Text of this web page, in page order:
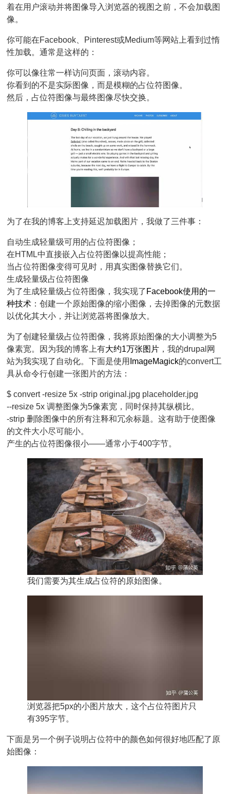
着在用户滚动并将图像导入浏览器的视图之前，不会加载图
像。
你可能在Facebook、Pinterest或Medium等网站上看到过惰
性加载。通常是这样的：
你可以像往常一样访问页面，滚动内容。
你看到的不是实际图像，而是模糊的占位符图像。
然后，占位符图像与最终图像尽快交换。
为了在我的博客上支持延迟加载图片，我做了三件事：
自动生成轻量级可用的占位符图像；
在HTML中直接嵌入占位符图像以提高性能；
当占位符图像变得可见时，用真实图像替换它们。
生成轻量级占位符图像
为了生成轻量级占位符图像，我实现了 Facebook使用的一
种技术 ：创建一个原始图像的缩小图像，去掉图像的元数据
以优化其大小，并让浏览器将图像放大。
为了创建轻量级占位符图像，我将原始图像的大小调整为5
像素宽。因为我的博客上有大约1万张图片 ，我的drupal网
站为我实现了自动化。下面是使用 ImageMagick的convert工
具从命令行创建一张图片的方法：
--resize 5x 调整图像为5像素宽，同时保持其纵横比。
-strip 删除图像中的所有注释和冗余标题。这有助于使图像
的文件大小尽可能小。
产生的占位符图像很小——通常小于400字节。
我们需要为其生成占位符的原始图像。
浏览器把5px的小图片放大，这个占位符图片只
有395字节。
下面是另一个例子说明占位符中的颜色如何很好地匹配了原
始图像：